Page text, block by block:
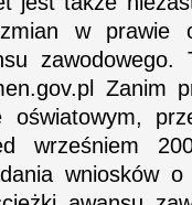
w prawie
Zanim
wrześniem
wniosków